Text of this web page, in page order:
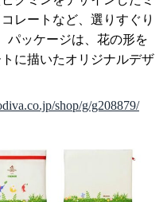
レートなど、選りすぐり
パッケージは、花の形を
に描いたオリジナルデザ
shop/g/g208879/